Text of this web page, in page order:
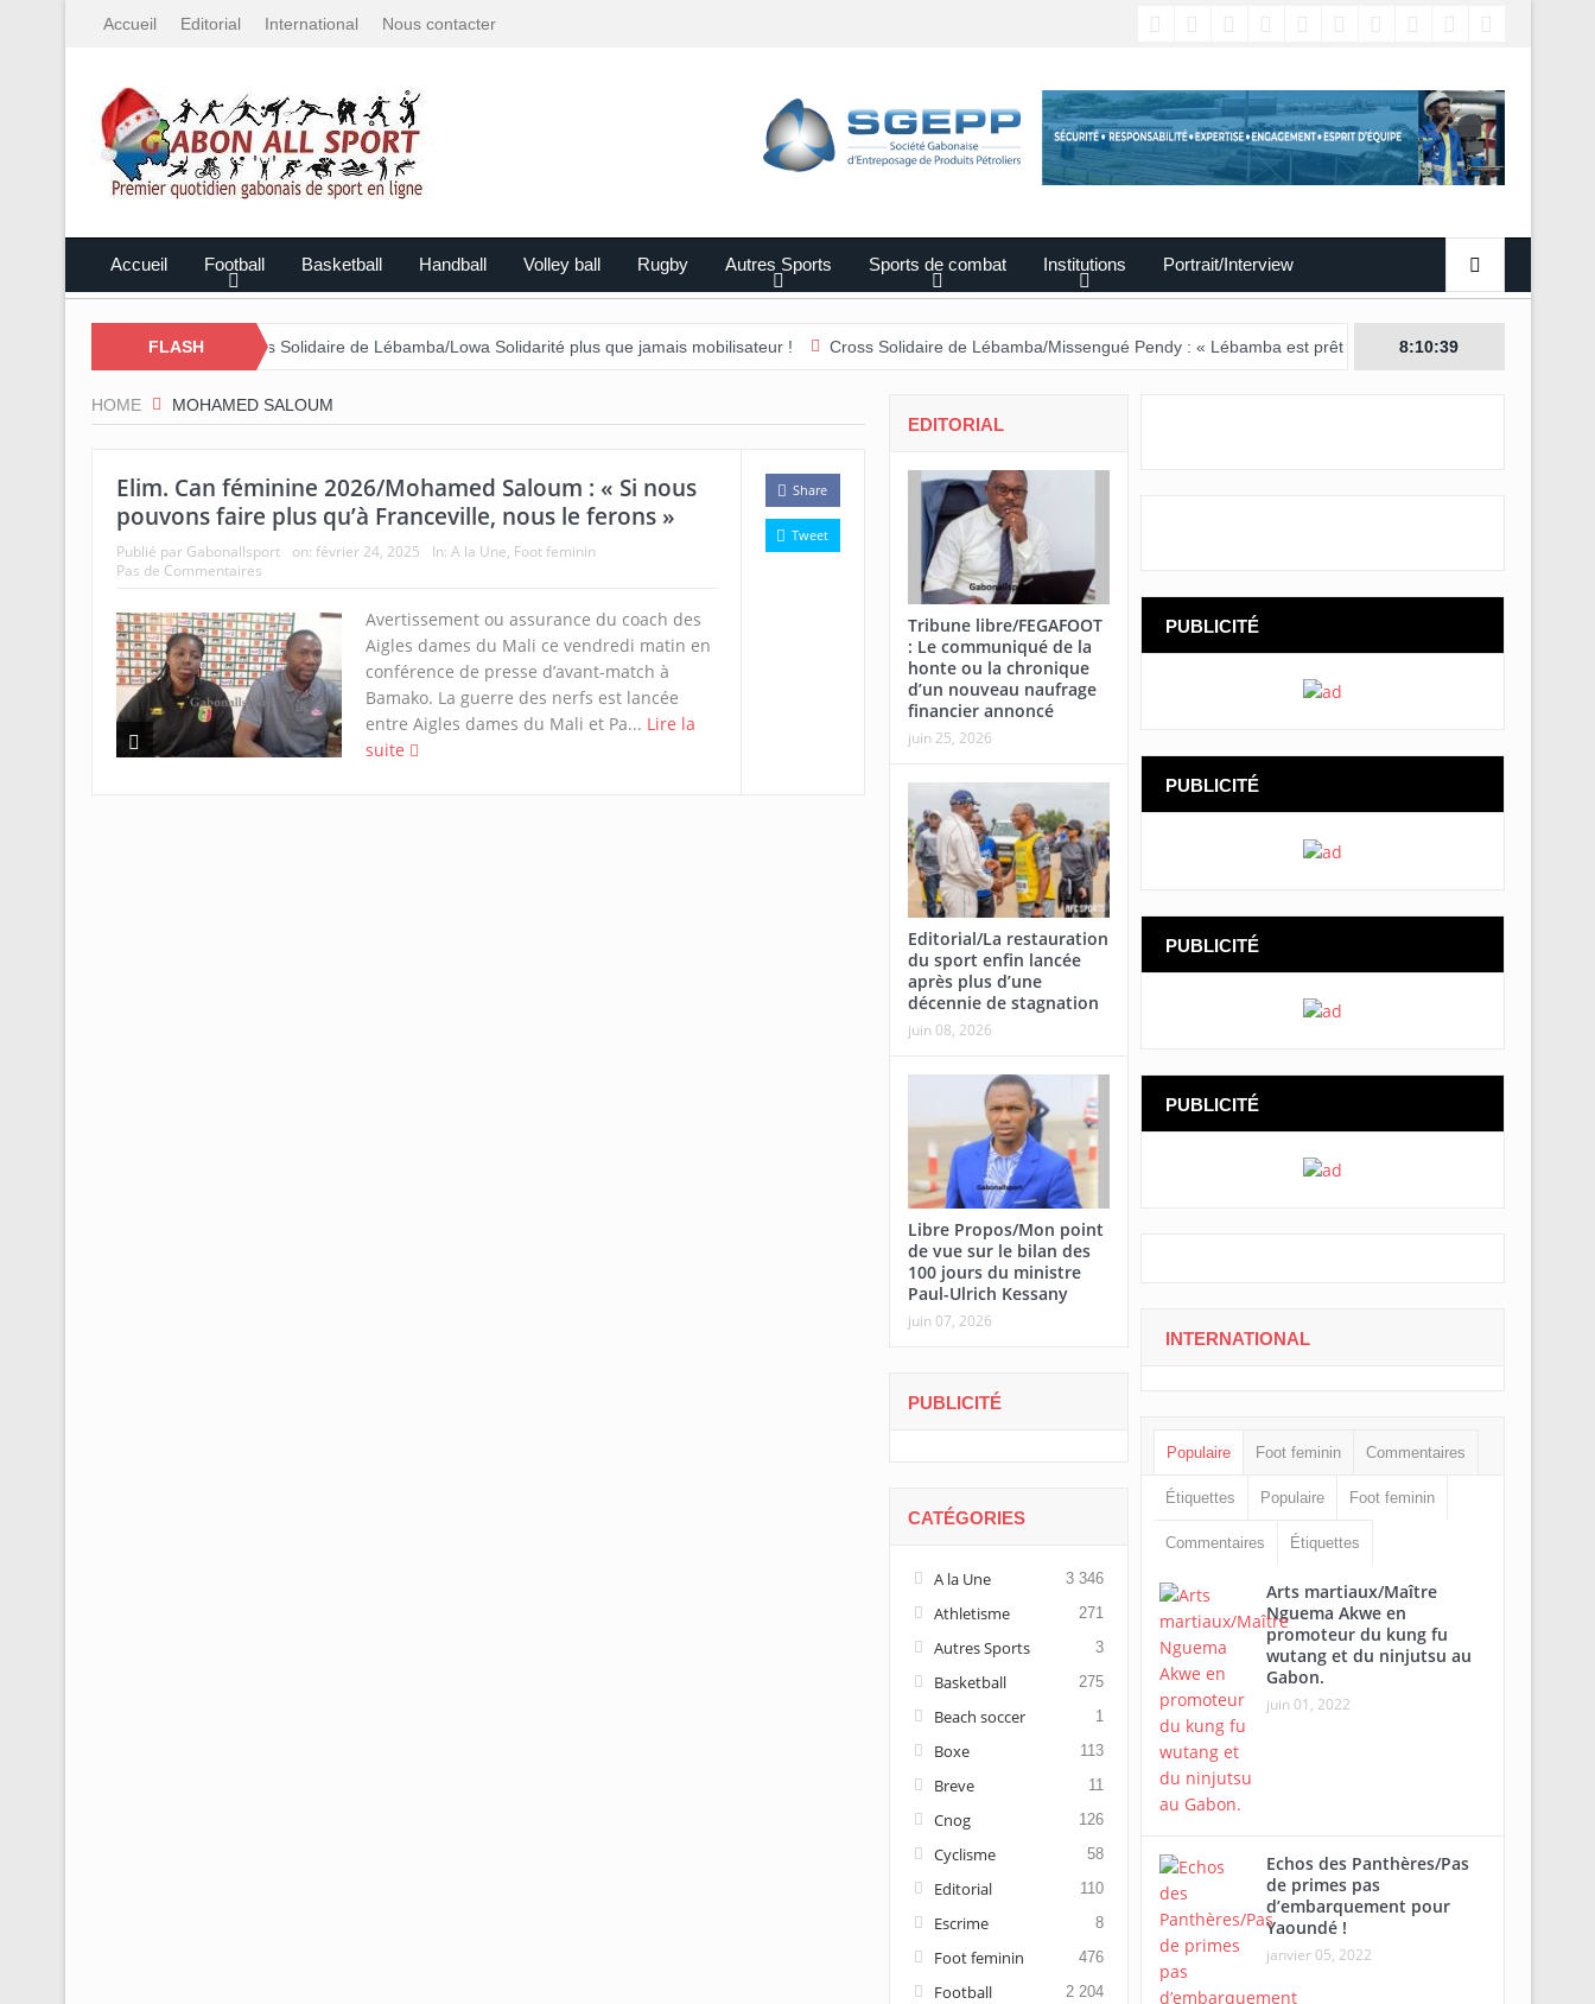
Accueil Editorial International Nous contacter
Accueil Football Basketball Handball Volley ball Rugby Autres Sports Sports de combat Institutions Portrait/Interview
FLASH
Cross Solidaire de Lébamba/Lowa Solidarité plus que jamais mobilisateur ! Cross Solidaire de Lébamba/Missengué Pendy : « Lébamba est prêt à accueillir ce grand événement »
8:10:40
HOME MOHAMED SALOUM
Elim. Can féminine 2026/Mohamed Saloum : « Si nous
pouvons faire plus qu’à Franceville, nous le ferons »
Publié par Gabonallsport on: février 24, 2025 In: A la Une, Foot feminin
Pas de Commentaires
Avertissement ou assurance du coach des
Aigles dames du Mali ce vendredi matin en
conférence de presse d’avant-match à
Bamako. La guerre des nerfs est lancée
entre Aigles dames du Mali et Pa... Lire la
suite
Share
Tweet
EDITORIAL
Tribune libre/FEGAFOOT
: Le communiqué de la
honte ou la chronique
d’un nouveau naufrage
financier annoncé
juin 25, 2026
Editorial/La restauration
du sport enfin lancée
après plus d’une
décennie de stagnation
juin 08, 2026
Libre Propos/Mon point
de vue sur le bilan des
100 jours du ministre
Paul-Ulrich Kessany
juin 07, 2026
PUBLICITÉ
CATÉGORIES
A la Une 3 346
Athletisme 271
Autres Sports 3
Basketball 275
Beach soccer 1
Boxe 113
Breve 11
Cnog 126
Cyclisme 58
Editorial 110
Escrime 8
Foot feminin 476
Football 2 204
PUBLICITÉ
PUBLICITÉ
PUBLICITÉ
PUBLICITÉ
INTERNATIONAL
Populaire Foot feminin Commentaires
Étiquettes Populaire Foot feminin
Commentaires Étiquettes
Arts martiaux/Maître
Nguema Akwe en
promoteur du kung fu
wutang et du ninjutsu au
Gabon.
juin 01, 2022
Echos des Panthères/Pas
de primes pas
d’embarquement pour
Yaoundé !
janvier 05, 2022